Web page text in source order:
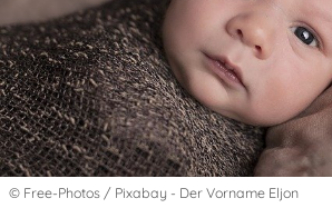
© Free-Photos / Pixabay - Der Vorname Eljon